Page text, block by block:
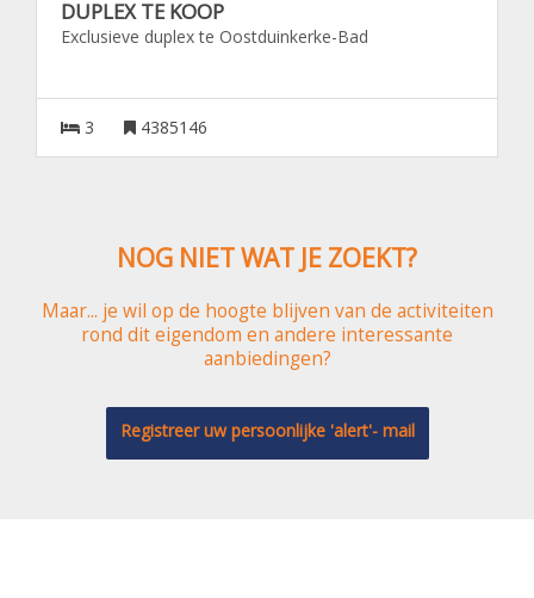
DUPLEX TE KOOP
Exclusieve duplex te Oostduinkerke-Bad
3 4385146
NOG NIET WAT JE ZOEKT?
Maar... je wil op de hoogte blijven van de activiteiten
rond dit eigendom en andere interessante
aanbiedingen?
Registreer uw persoonlijke 'alert'- mail